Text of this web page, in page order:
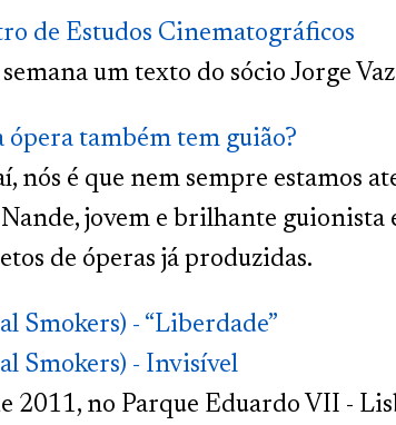
de Estudos Cinematográficos
um texto do sócio Jorge
ópera também tem guião?
nós é que nem sempre estamos
jovem e brilhante
de óperas já produzidas.
Smokers) - “Liberdade”
Smokers) - Invisível
2011, no Parque Eduardo VII -